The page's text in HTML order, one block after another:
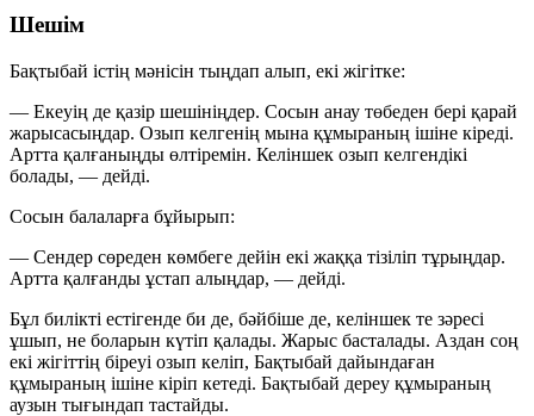
Шешім
Бақтыбай істің мәнісін тыңдап алып, екі жігітке:
— Екеуің де қазір шешініңдер. Сосын анау төбеден бері қарай
жарысасыңдар. Озып келгенің мына құмыраның ішіне кіреді.
Артта қалғаныңды өлтіремін. Келіншек озып келгендікі
болады, — дейді.
Сосын балаларға бұйырып:
— Сендер сөреден көмбеге дейін екі жаққа тізіліп тұрыңдар.
Артта қалғанды ұстап алыңдар, — дейді.
Бұл билікті естігенде би де, бәйбіше де, келіншек те зәресі
ұшып, не боларын күтіп қалады. Жарыс басталады. Аздан соң
екі жігіттің біреуі озып келіп, Бақтыбай дайындаған
құмыраның ішіне кіріп кетеді. Бақтыбай дереу құмыраның
аузын тығындап тастайды.